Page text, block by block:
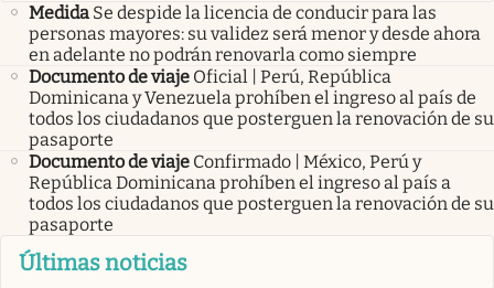
Medida Se despide la licencia de conducir para las
personas mayores: su validez será menor y desde ahora
en adelante no podrán renovarla como siempre
Documento de viaje Oficial | Perú, República
Dominicana y Venezuela prohíben el ingreso al país de
todos los ciudadanos que posterguen la renovación de su
pasaporte
Documento de viaje Confirmado | México, Perú y
República Dominicana prohíben el ingreso al país a
todos los ciudadanos que posterguen la renovación de su
pasaporte
Últimas noticias